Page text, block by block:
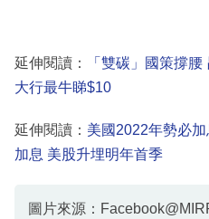
延伸閱讀：
「雙碳」國策撐
大行最牛睇$10
延伸閱讀： 美國2022年勢必
加息 美股升埋明年首季
圖片來源：